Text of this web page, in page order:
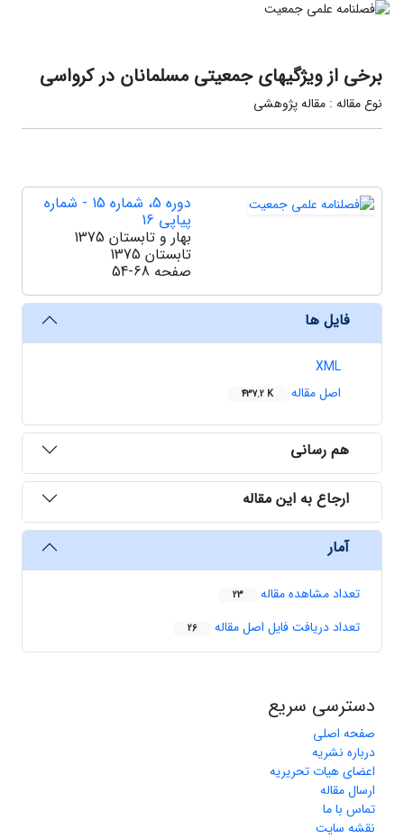
برخی از ویژگیهای جمعیتی مسلمانان در کرواسی
نوع مقاله : مقاله پژوهشی
دوره 5، شماره 15 - شماره
پیاپی 16
بهار و تابستان 1375
تابستان 1375
صفحه 54-68
فایل ها
XML
اصل مقاله
437.2 K
هم رسانی
ارجاع به این مقاله
آمار
تعداد مشاهده مقاله 23
تعداد دریافت فایل اصل مقاله 26
دسترسی سریع
صفحه اصلی
درباره نشریه
اعضای هیات تحریریه
ارسال مقاله
تماس با ما
نقشه سایت